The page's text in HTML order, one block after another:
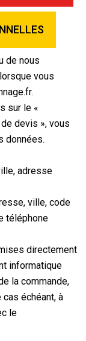
de nous
vous
sur le «
devis », vous
données.
adresse
ville, code
téléphone
directement
informatique
la commande,
échéant, à
le